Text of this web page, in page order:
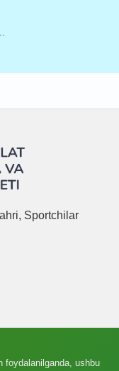
Sportchilar
foydalanilganda, ushbu